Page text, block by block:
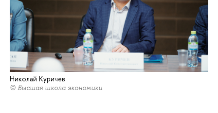
Николай Куричев
© Высшая школа экономики